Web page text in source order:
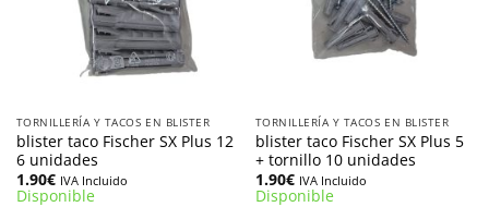
TORNILLERÍA Y TACOS EN BLISTER
blister taco Fischer SX Plus 12
6 unidades
1.90€ IVA Incluido
Disponible
TORNILLERÍA Y TACOS EN BLISTER
blister taco Fischer SX Plus 5
+ tornillo 10 unidades
1.90€ IVA Incluido
Disponible